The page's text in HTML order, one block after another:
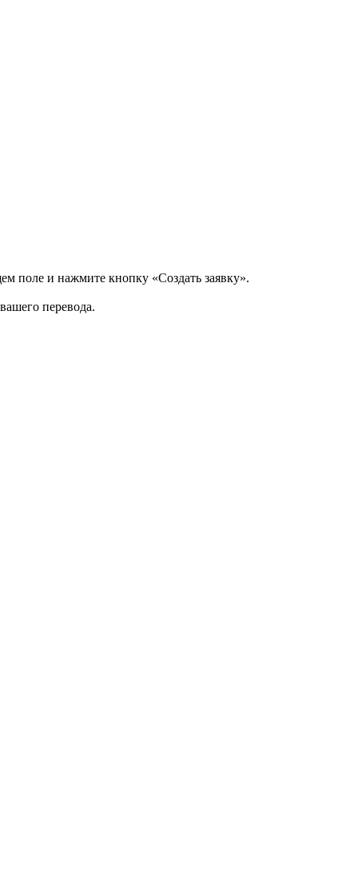
поле и нажмите кнопку «Создать заявку».
перевода.